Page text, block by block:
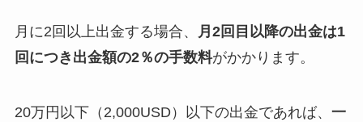
月に2回以上出金する場合、
月2回目以降の出金は1
回につき出金額の2％の手数料がかかります。
20万円以下（2,000USD）以下の出金であれば、 一